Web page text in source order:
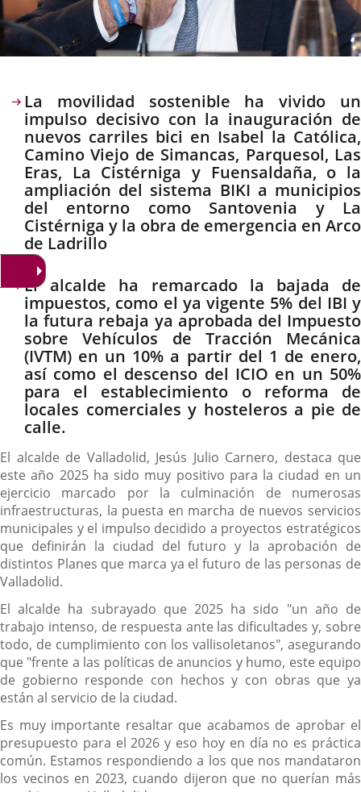
Descripción
La movilidad sostenible ha vivido un
impulso decisivo con la inauguración de
nuevos carriles bici en Isabel la Católica,
Camino Viejo de Simancas, Parquesol, Las
Eras, La Cistérniga y Fuensaldaña, o la
ampliación del sistema BIKI a municipios
del entorno como Santovenia y La
Cistérniga y la obra de emergencia en Arco
de Ladrillo
El alcalde ha remarcado la bajada de
impuestos, como el ya vigente 5% del IBI y
la futura rebaja ya aprobada del Impuesto
sobre Vehículos de Tracción Mecánica
(IVTM) en un 10% a partir del 1 de enero,
así como el descenso del ICIO en un 50%
para el establecimiento o reforma de
locales comerciales y hosteleros a pie de
calle.
El alcalde de Valladolid, Jesús Julio Carnero, destaca que
este año 2025 ha sido muy positivo para la ciudad en un
ejercicio marcado por la culminación de numerosas
infraestructuras, la puesta en marcha de nuevos servicios
municipales y el impulso decidido a proyectos estratégicos
que definirán la ciudad del futuro y la aprobación de
distintos Planes que marca ya el futuro de las personas de
Valladolid.
El alcalde ha subrayado que 2025 ha sido "un año de
trabajo intenso, de respuesta ante las dificultades y, sobre
todo, de cumplimiento con los vallisoletanos", asegurando
que "frente a las políticas de anuncios y humo, este equipo
de gobierno responde con hechos y con obras que ya
están al servicio de la ciudad.
Es muy importante resaltar que acabamos de aprobar el
presupuesto para el 2026 y eso hoy en día no es práctica
común. Estamos respondiendo a los que nos mandataron
los vecinos en 2023, cuando dijeron que no querían más